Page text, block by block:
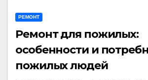
РЕМОНТ
Ремонт для пожилых:
особенности и
пожилых людей